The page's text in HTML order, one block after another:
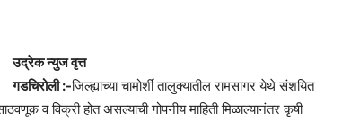
उद्रेक न्युज वृत्त
गडचिरोली :-जिल्ह्याच्या चामोर्शी तालुक्यातील रामसागर येथे संशयित
व विक्री होत असल्याची गोपनीय माहिती मिळाल्यानंतर कृषी